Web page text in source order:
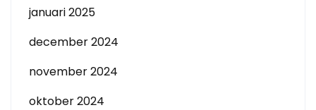
januari 2025
december 2024
november 2024
oktober 2024